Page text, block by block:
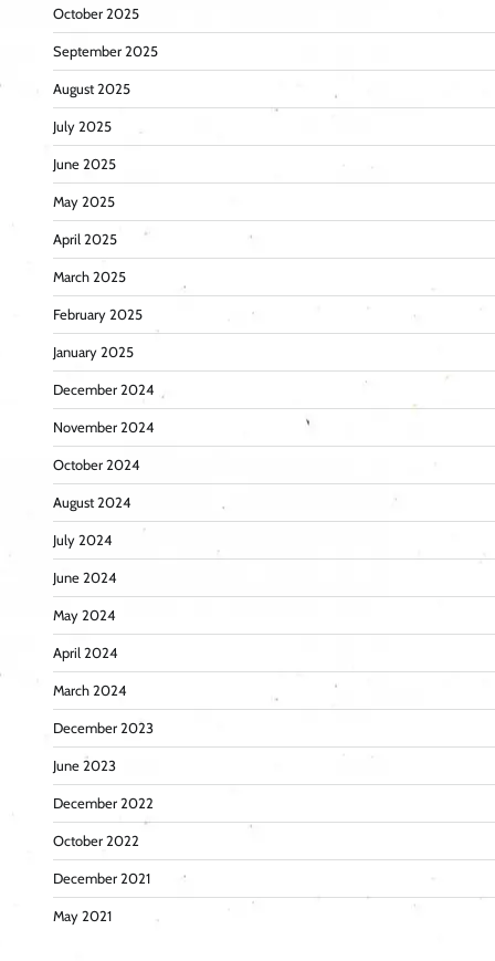
October 2025
September 2025
August 2025
July 2025
June 2025
May 2025
April 2025
March 2025
February 2025
January 2025
December 2024
November 2024
October 2024
August 2024
July 2024
June 2024
May 2024
April 2024
March 2024
December 2023
June 2023
December 2022
October 2022
December 2021
May 2021